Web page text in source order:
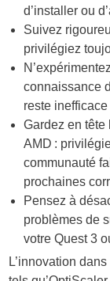
d’installer ou
Suivez
privilégiez
connaissance
reste
Gardez en tête
AMD :
communauté
prochaines
Pensez à
problèmes de
votre Quest 3
L’innovation